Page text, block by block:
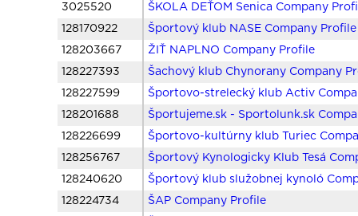
3025520
ŠKOLA DEŤOM Senica Company
128170922
Športový klub NASE Company Profile
128203667
ŽIŤ NAPLNO Company Profile
128227393
Šachový klub Chynorany Company
128227599
Športovo-strelecký klub Activ
128201688
Športujeme.sk - Sportolunk.sk
128226699
Športovo-kultúrny klub Turiec
128256767
Športový Kynologicky Klub Tesá
128240620
Športový klub služobnej kynoló
128224734
ŠAP Company Profile